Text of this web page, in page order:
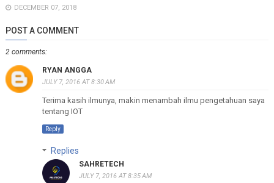
DECEMBER 07, 2018
POST A COMMENT
2 comments:
RYAN ANGGA
JULY 7, 2016 AT 8:30 AM
Terima kasih ilmunya, makin menambah ilmu pengetahuan saya
tentang IOT
Reply
Replies
SAHRETECH
JULY 7, 2016 AT 8:35 AM